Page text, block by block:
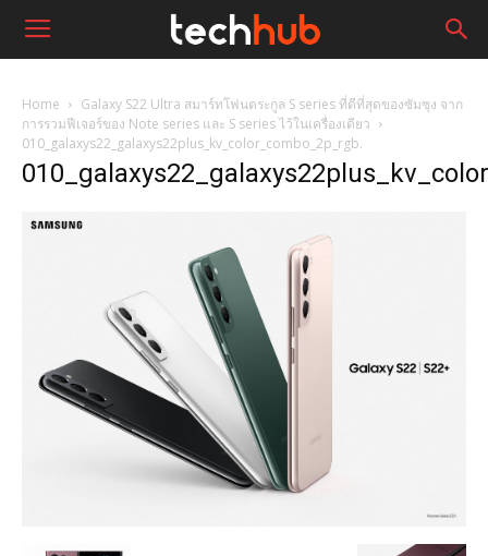
Home
Galaxy S22 Ultra สมาร์ทโฟนตระกูล S series ที่ดีที่สุดของซัมซุง จาก
การรวมฟีเจอร์ของ Note series และ S series ไว้ในเครื่องเดียว
010_galaxys22_galaxys22plus_kv_color_combo_2p_rgb.